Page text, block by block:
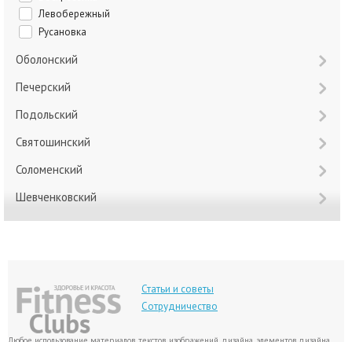
Левобережный
Русановка
Оболонский
Печерский
Подольский
Святошинский
Соломенский
Шевченковский
Статьи и советы
Сотрудничество